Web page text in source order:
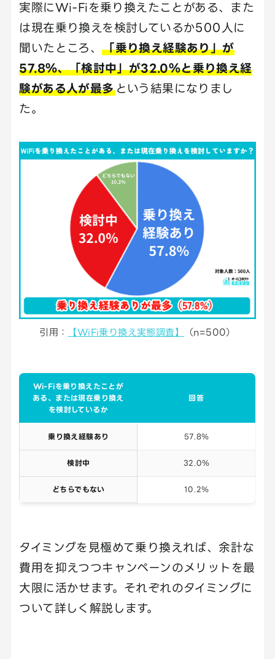
実際にWi-Fiを乗り換えたことがある、また
は現在乗り換えを検討しているか500人に
聞いたところ、「乗り換え経験あり」が
57.8％、「検討中」が32.0％と乗り換え経
験がある人が最多という結果になりまし
た。
引用： 【WiFi乗り換え実態調査】 （n=500）
Wi-Fiを乗り換えたことが
ある、または現在乗り換え
を検討しているか
回答
乗り換え経験あり 57.8％
検討中 32.0％
どちらでもない 10.2％
タイミングを見極めて乗り換えれば、余計な
費用を抑えつつキャンペーンのメリットを最
大限に活かせます。それぞれのタイミングに
ついて詳しく解説します。